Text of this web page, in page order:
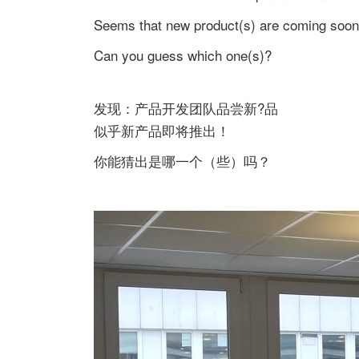
Seems that new product(s) are coming
Can you guess which one(s)?
发现：产品开发团队品尝新?品
似乎新产品即将推出！
你能猜出是哪一个（些）吗？